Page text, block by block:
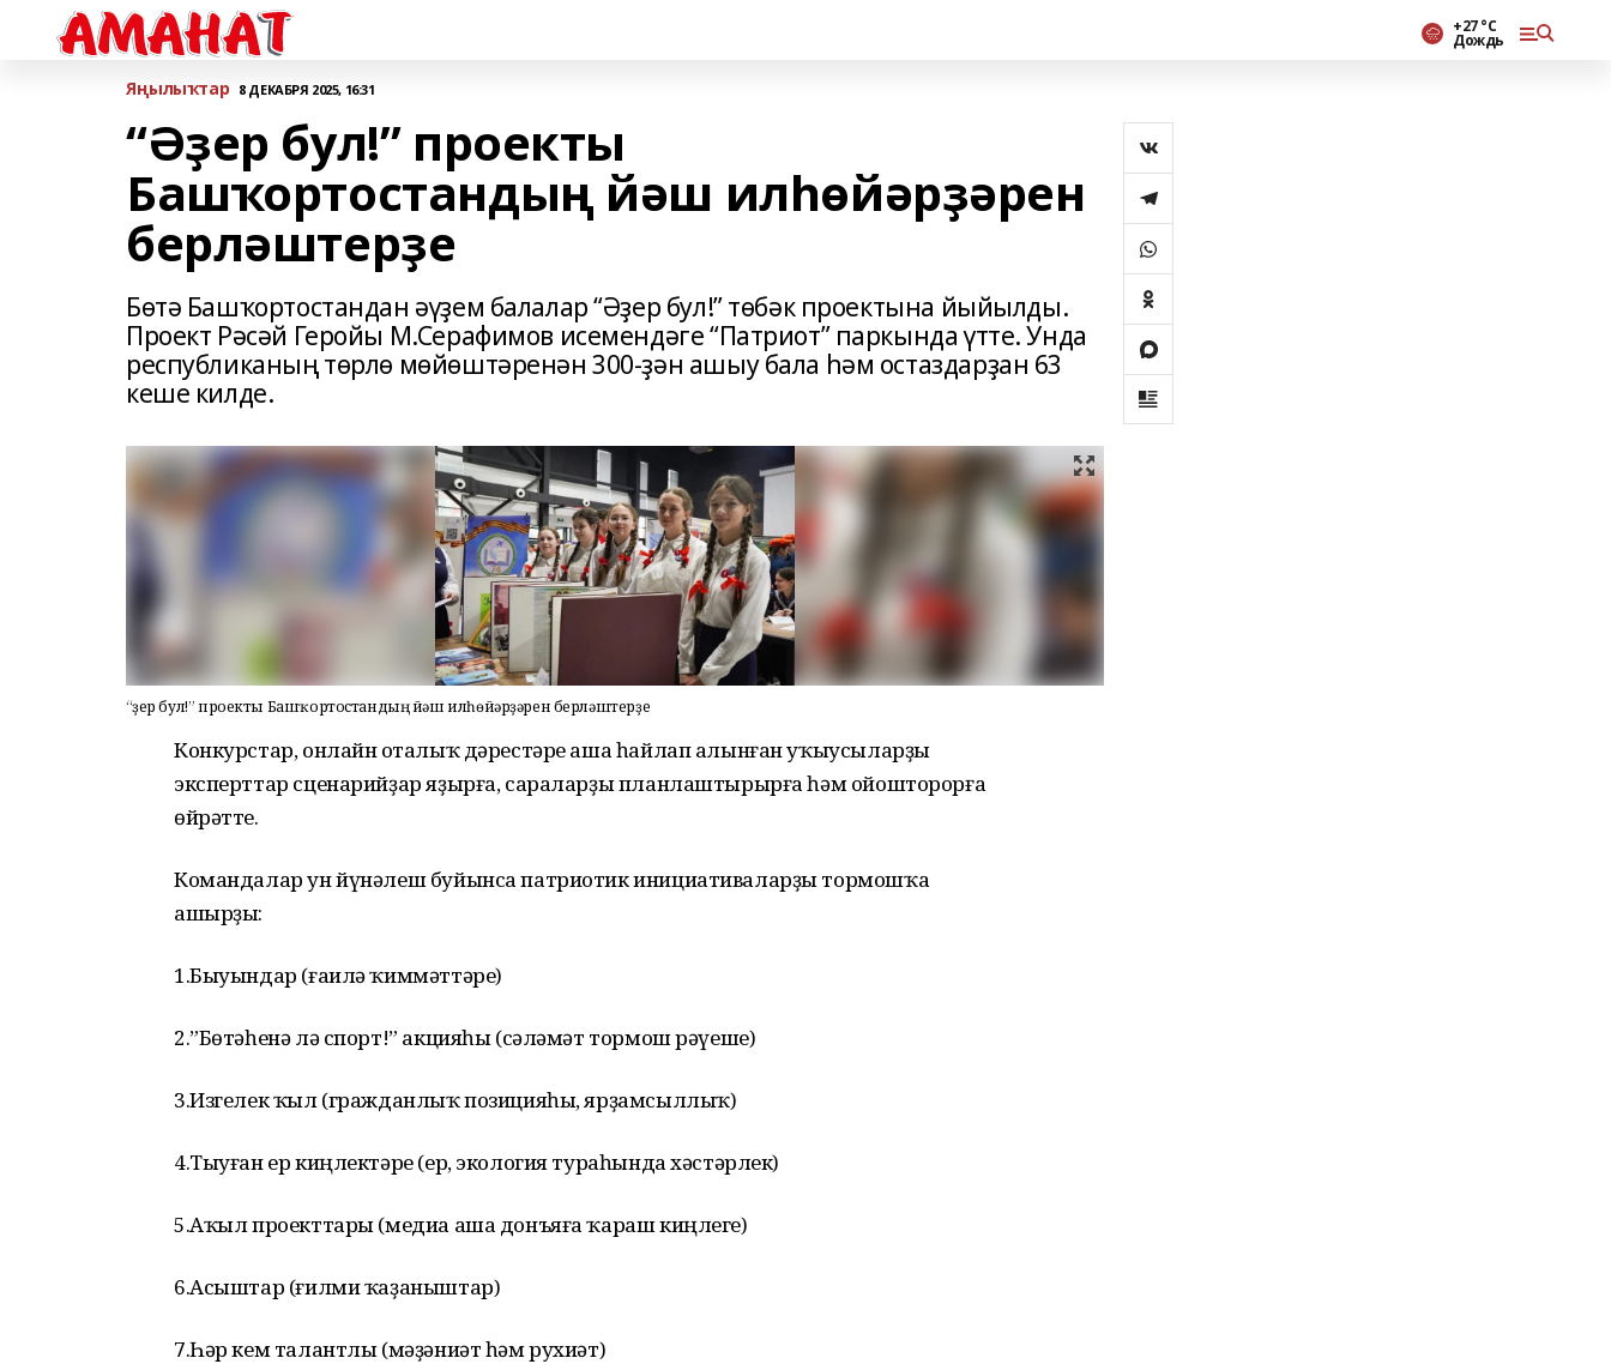
+27 °С
Дождь
Яңылыҡтар 8 ДЕКАБРЯ 2025, 16:31
“Әҙер бул!” проекты
Башҡортостандың йәш илһөйәрҙәрен
берләштерҙе
Бөтә Башҡортостандан әүҙем балалар “Әҙер бул!” төбәк проектына йыйылды.
Проект Рәсәй Геройы М.Серафимов исемендәге “Патриот” паркында үтте. Унда
республиканың төрлө мөйөштәренән 300-ҙән ашыу бала һәм остаздарҙан 63
кеше килде.
“Әҙер бул!” проекты Башҡортостандың йәш илһөйәрҙәрен берләштерҙе
Конкурстар, онлайн оҫталыҡ дәрестәре аша һайлап алынған уҡыусыларҙы
эксперттар сценарийҙар яҙырға, сараларҙы планлаштырырға һәм ойошторорға
өйрәтте.
Командалар ун йүнәлеш буйынса патриотик инициативаларҙы тормошҡа
ашырҙы:
1.Быуындар (ғаилә ҡиммәттәре)
2.”Бөтәһенә лә спорт!” акцияһы (сәләмәт тормош рәүеше)
3.Изгелек ҡыл (гражданлыҡ позицияһы, ярҙамсыллыҡ)
4.Тыуған ер киңлектәре (ер, экология тураһында хәстәрлек)
5.Аҡыл проекттары (медиа аша донъяға ҡараш киңлеге)
6.Асыштар (ғилми ҡаҙаныштар)
7.Һәр кем талантлы (мәҙәниәт һәм рухиәт)